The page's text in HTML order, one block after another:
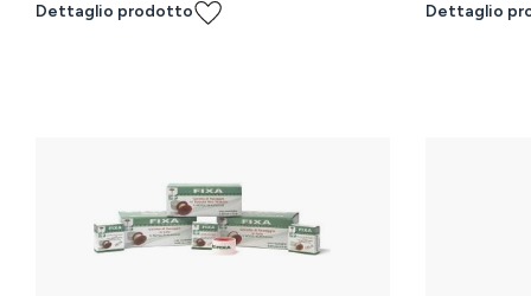
Dettaglio prodotto Dettaglio